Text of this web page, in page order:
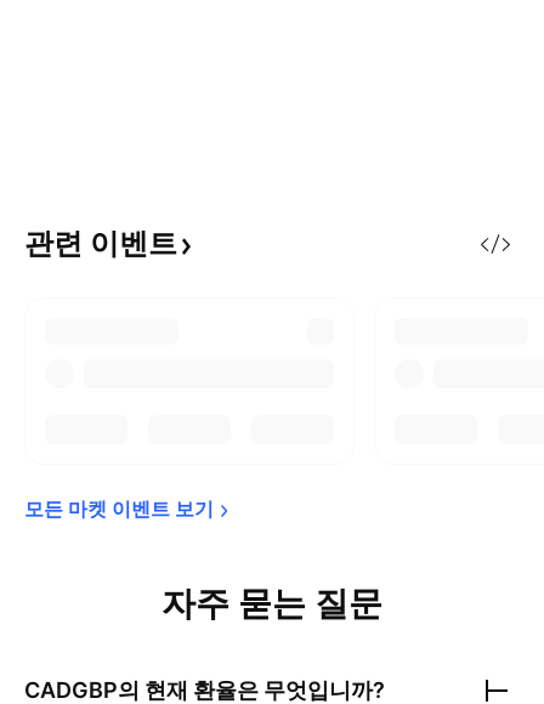
관련 이벤트
모든 마켓 이벤트 보기
자주 묻는 질문
CADGBP의 현재 환율은 무엇입니까?